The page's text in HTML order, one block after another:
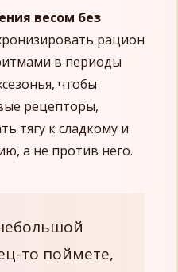
весом без
рацион
в периоды
чтобы
рецепторы,
тягу к сладкому и
а не против него.
то поймете,